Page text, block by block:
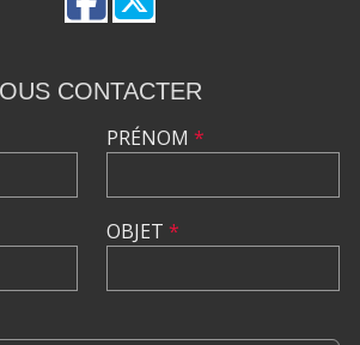
CONTACTER
PRÉNOM *
OBJET *